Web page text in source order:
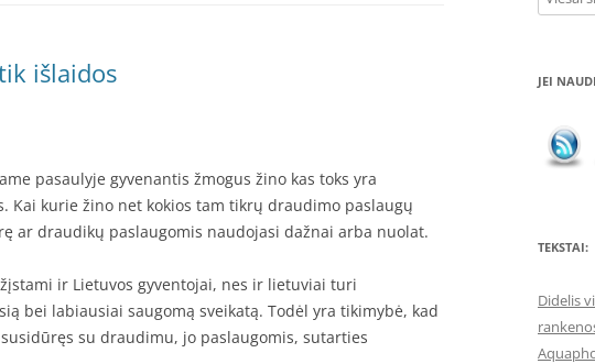
išlaidos
pasaulyje gyvenantis žmogus žino kas toks yra
Kai kurie žino net kokios tam tikrų draudimo paslaugų
ar draudikų paslaugomis naudojasi dažnai arba nuolat.
ir Lietuvos gyventojai, nes ir lietuviai turi
bei labiausiai saugomą sveikatą. Todėl yra tikimybė, kad
su draudimu, jo paslaugomis, sutarties
JEI
TEKSTAI:
Didelis